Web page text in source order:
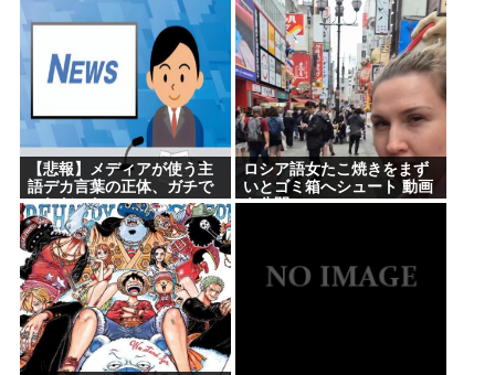
【悲報】メディアが使う主
語デカ言葉の正体、ガチで
これだったwww
ロシア語女たこ焼きをまず
いとゴミ箱へシュート 動画
を公開